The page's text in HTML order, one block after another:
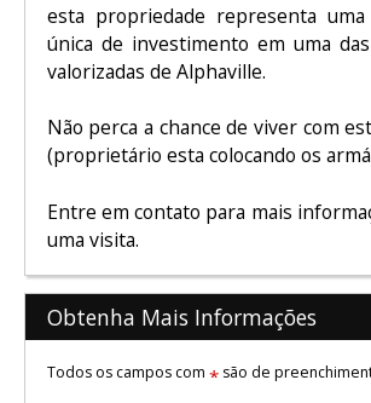
esta propriedade representa uma
única de investimento em uma
valorizadas de Alphaville.
Não perca a chance de viver com
(proprietário esta colocando os
Entre em contato para mais
uma visita.
Obtenha Mais Informações
Todos os campos com *são de